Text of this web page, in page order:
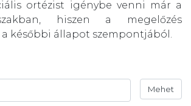
ortézist igénybe venni már a
hiszen a megelőzés
későbbi állapot szempontjából.
Mehet